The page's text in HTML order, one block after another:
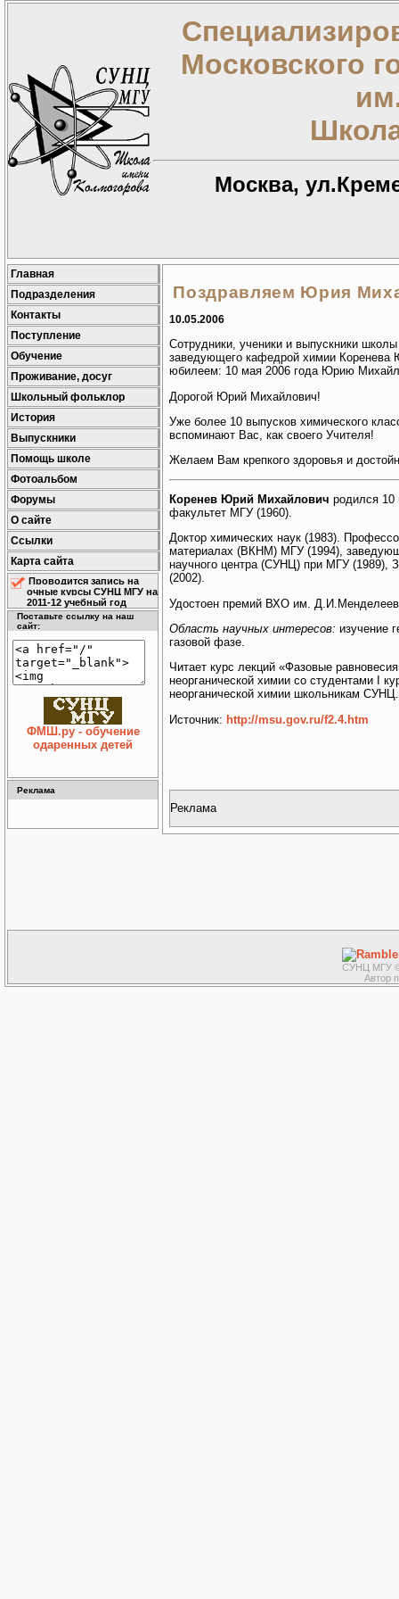
Московского
Москва,
Главная
Подразделения
Контакты
Поступление
Обучение
Проживание, досуг
Школьный фольклор
История
Выпускники
Помощь школе
Фотоальбом
Форумы
О сайте
Ссылки
Карта сайта
Проводится запись на
очные курсы СУНЦ МГУ на
2011-12 учебный год
Поставьте ссылку на наш
сайт:
ФМШ.ру - обучение
одаренных детей
Реклама
Поздравляем Юрия
10.05.2006
Сотрудники, ученики и выпускники
заведующего кафедрой химии Коренева
юбилеем: 10 мая 2006 года Юрию
Дорогой Юрий Михайлович!
Уже более 10 выпусков химического
вспоминают Вас, как своего Учителя!
Желаем Вам крепкого здоровья и
Коренев Юрий Михайлович родился 10
факультет МГУ (1960).
Доктор химических наук (1983).
материалах (ВКНМ) МГУ (1994),
научного центра (СУНЦ) при МГУ (1989),
(2002).
Удостоен премий ВХО им.
Область научных интересов: изучение
газовой фазе.
Читает курс лекций «Фазовые
неорганической химии со студентами I
неорганической химии школьникам СУНЦ.
Источник: http://msu.gov.ru/f2.4.htm
Реклама
СУНЦ МГУ ©
Автор